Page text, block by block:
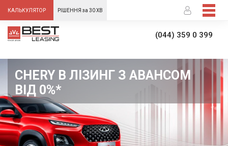
КАЛЬКУЛЯТОР РІШЕННЯ за 30 ХВ
(044) 359 0 399
CHERY В ЛІЗИНГ З АВАНСОМ
ВІД 0%*